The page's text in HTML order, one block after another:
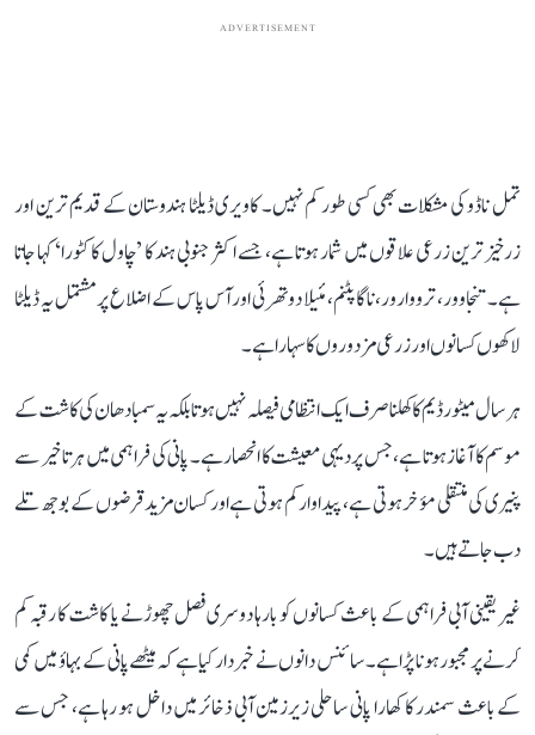
ADVERTISEMENT
تمل ناڈو کی مشکلات بھی کسی طور کم نہیں۔ کاویری ڈیلٹا ہندوستان کے قدیم ترین اور
زرخیز ترین زرعی علاقوں میں شمار ہوتا ہے، جسے اکثر جنوبی ہند کا ’چاول کا کٹورا‘ کہا جاتا
ہے۔ تنجاوور، ترووارور، ناگاپٹنم، مئیلا دوتھرئی اور آس پاس کے اضلاع پر مشتمل یہ ڈیلٹا
لاکھوں کسانوں اور زرعی مزدوروں کا سہارا ہے۔
ہر سال میٹور ڈیم کا کھلنا صرف ایک انتظامی فیصلہ نہیں ہوتا بلکہ یہ سمبا دھان کی کاشت کے
موسم کا آغاز ہوتا ہے، جس پر دیہی معیشت کا انحصار ہے۔ پانی کی فراہمی میں ہر تاخیر سے
پنیری کی منتقلی مؤخر ہوتی ہے، پیداوار کم ہوتی ہے اور کسان مزید قرضوں کے بوجھ تلے
دب جاتے ہیں۔
غیر یقینی آبی فراہمی کے باعث کسانوں کو بارہا دوسری فصل چھوڑنے یا کاشت کا رقبہ کم
کرنے پر مجبور ہونا پڑا ہے۔ سائنس دانوں نے خبردار کیا ہے کہ میٹھے پانی کے بہاؤ میں کمی
کے باعث سمندر کا کھارا پانی ساحلی زیرزمین آبی ذخائر میں داخل ہو رہا ہے، جس سے